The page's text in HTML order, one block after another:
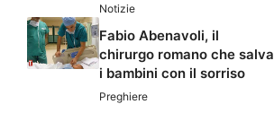
Notizie
Fabio Abenavoli, il
chirurgo romano che salva
i bambini con il sorriso
Preghiere